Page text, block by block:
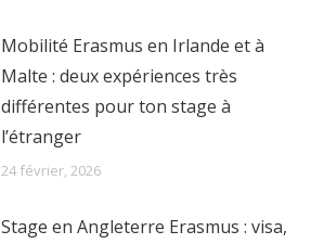
Mobilité Erasmus en Irlande et à
Malte : deux expériences très
différentes pour ton stage à
l’étranger
24 février, 2026
Stage en Angleterre Erasmus : visa,